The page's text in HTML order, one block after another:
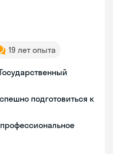
19 лет опыта
подготовиться к